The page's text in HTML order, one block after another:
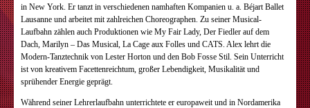
in New York. Er tanzt in verschiedenen namhaften Kompanien u. a. Béjart Ballet
Lausanne und arbeitet mit zahlreichen Choreographen. Zu seiner Musical-
Laufbahn zählen auch Produktionen wie My Fair Lady, Der Fiedler auf dem
Dach, Marilyn – Das Musical, La Cage aux Folles und CATS. Alex lehrt die
Modern-Tanztechnik von Lester Horton und den Bob Fosse Stil. Sein Unterricht
ist von kreativem Facettenreichtum, großer Lebendigkeit, Musikalität und
sprühender Energie geprägt.
Während seiner Lehrerlaufbahn unterrichtete er europaweit und in Nordamerika